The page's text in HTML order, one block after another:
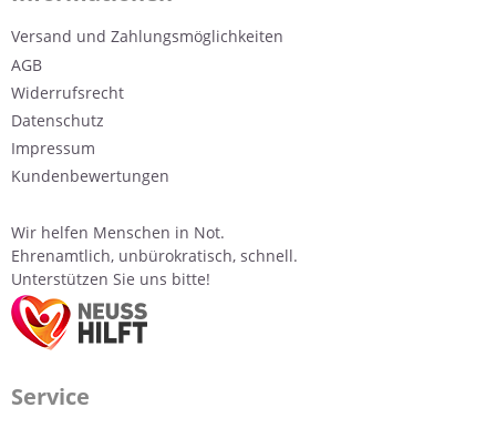
Versand und Zahlungsmöglichkeiten
AGB
Widerrufsrecht
Datenschutz
Impressum
Kundenbewertungen
Wir helfen Menschen in Not.
Ehrenamtlich, unbürokratisch, schnell.
Unterstützen Sie uns bitte!
Service